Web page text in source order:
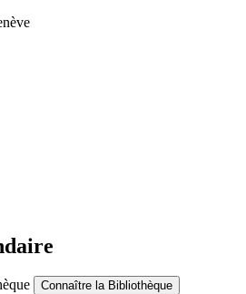
Connaître la Bibliothèque